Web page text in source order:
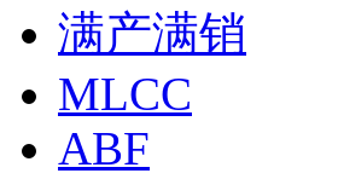
满产满销
MLCC
ABF